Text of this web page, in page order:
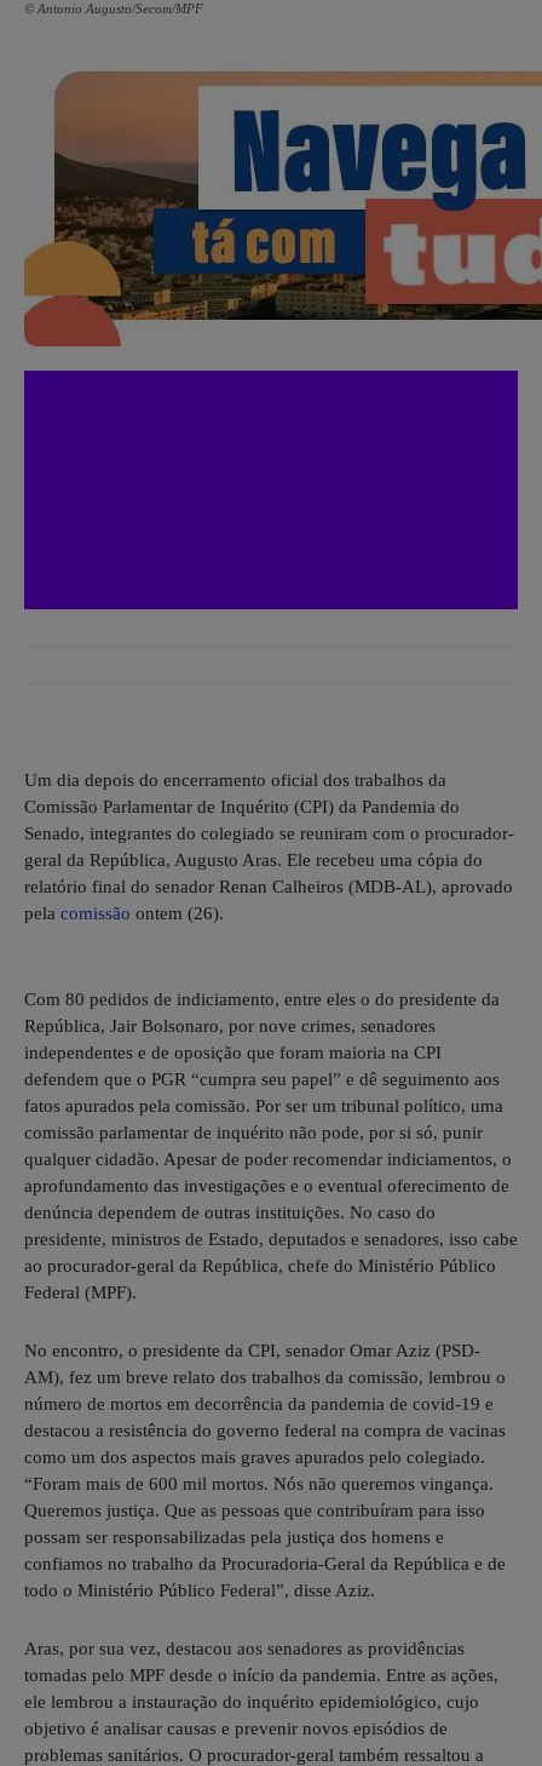
© Antonio Augusto/Secom/MPF
Um dia depois do encerramento oficial dos trabalhos da
Comissão Parlamentar de Inquérito (CPI) da Pandemia do
Senado, integrantes do colegiado se reuniram com o procurador-
geral da República, Augusto Aras. Ele recebeu uma cópia do
relatório final do senador Renan Calheiros (MDB-AL), aprovado
pela comissão ontem (26).
Com 80 pedidos de indiciamento, entre eles o do presidente da
República, Jair Bolsonaro, por nove crimes, senadores
independentes e de oposição que foram maioria na CPI
defendem que o PGR “cumpra seu papel” e dê seguimento aos
fatos apurados pela comissão. Por ser um tribunal político, uma
comissão parlamentar de inquérito não pode, por si só, punir
qualquer cidadão. Apesar de poder recomendar indiciamentos, o
aprofundamento das investigações e o eventual oferecimento de
denúncia dependem de outras instituições. No caso do
presidente, ministros de Estado, deputados e senadores, isso cabe
ao procurador-geral da República, chefe do Ministério Público
Federal (MPF).
No encontro, o presidente da CPI, senador Omar Aziz (PSD-
AM), fez um breve relato dos trabalhos da comissão, lembrou o
número de mortos em decorrência da pandemia de covid-19 e
destacou a resistência do governo federal na compra de vacinas
como um dos aspectos mais graves apurados pelo colegiado.
“Foram mais de 600 mil mortos. Nós não queremos vingança.
Queremos justiça. Que as pessoas que contribuíram para isso
possam ser responsabilizadas pela justiça dos homens e
confiamos no trabalho da Procuradoria-Geral da República e de
todo o Ministério Público Federal”, disse Aziz.
Aras, por sua vez, destacou aos senadores as providências
tomadas pelo MPF desde o início da pandemia. Entre as ações,
ele lembrou a instauração do inquérito epidemiológico, cujo
objetivo é analisar causas e prevenir novos episódios de
problemas sanitários. O procurador-geral também ressaltou a